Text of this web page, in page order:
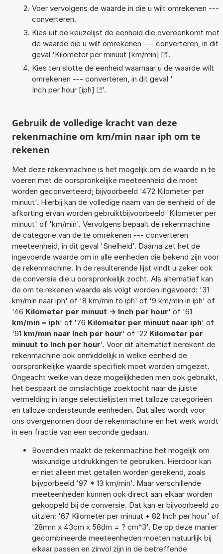
Voer vervolgens de waarde in die u wilt omrekenen ---
converteren.
Kies uit de keuzelijst de eenheid die overeenkomt met
de waarde die u wilt omrekenen --- converteren, in dit
geval 'Kilometer per minuut [km/min]
'.
Kies ten slotte de eenheid waarnaar u de waarde wilt
omrekenen --- converteren, in dit geval '
Inch per hour [iph]
'.
Gebruik de volledige kracht van deze
rekenmachine om km/min naar iph om te
rekenen
Met deze rekenmachine is het mogelijk om de waarde in te
voeren met de oorspronkelijke meeteenheid die moet
worden geconverteerd; bijvoorbeeld '472 Kilometer per
minuut'. Hierbij kan de volledige naam van de eenheid of de
afkorting ervan worden gebruiktbijvoorbeeld 'Kilometer per
minuut' of 'km/min'. Vervolgens bepaalt de rekenmachine
de categorie van de te omrekenen --- converteren
meeteenheid, in dit geval 'Snelheid'. Daarna zet het de
ingevoerde waarde om in alle eenheden die bekend zijn voor
de rekenmachine. In de resulterende lijst vindt u zeker ook
de conversie die u oorspronkelijk zocht. Als alternatief kan
de om te rekenen waarde als volgt worden ingevoerd: '31
km/min naar iph' of '8 km/min to iph' of '9 km/min in iph' of
'46 Kilometer per minuut -> Inch per hour' of '61
km/min = iph' of '76 Kilometer per minuut naar iph' of
'91 km/min naar Inch per hour' of '22 Kilometer per
minuut to Inch per hour'. Voor dit alternatief berekent de
rekenmachine ook onmiddellijk in welke eenheid de
oorspronkelijke waarde specifiek moet worden omgezet.
Ongeacht welke van deze mogelijkheden men ook gebruikt,
het bespaart de omslachtige zoektocht naar de juiste
vermelding in lange selectielijsten met talloze categorieën
en talloze ondersteunde eenheden. Dat alles wordt voor
ons overgenomen door de rekenmachine en het werk wordt
in een fractie van een seconde gedaan.
Bovendien maakt de rekenmachine het mogelijk om
wiskundige uitdrukkingen te gebruiken. Hierdoor kan
er niet alleen met getallen worden gerekend, zoals
bijvoorbeeld '97 * 13 km/min'. Maar verschillende
meeteenheden kunnen ook direct aan elkaar worden
gekoppeld bij de conversie. Dat kan er bijvoorbeeld zo
uitzien: '67 Kilometer per minuut + 82 Inch per hour' of
'28mm x 43cm x 58dm = ? cm^3'. De op deze manier
gecombineerde meeteenheden moeten natuurlijk bij
elkaar passen en zinvol zijn in de betreffende